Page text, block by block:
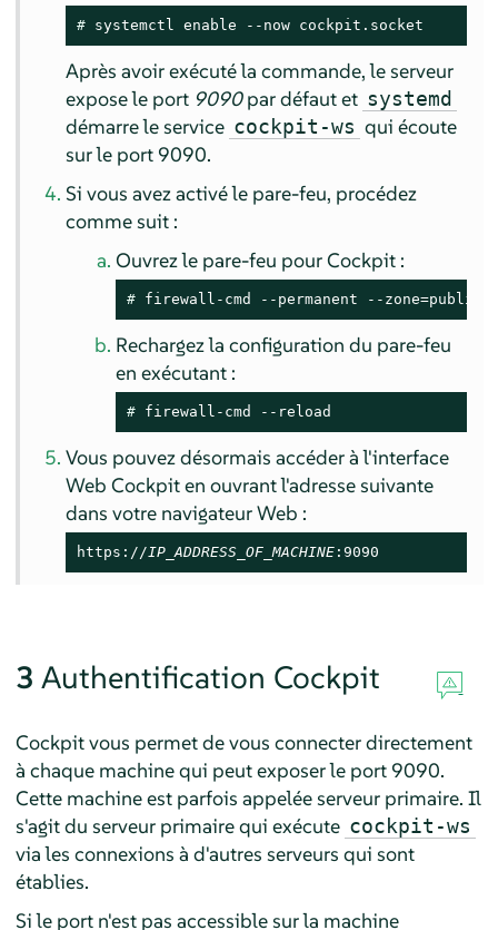
# systemctl enable --now cockpit.socket
Après avoir exécuté la commande, le serveur
expose le port 9090par défaut et systemd
démarre le service cockpit-ws qui écoute
sur le port 9090.
Si vous avez activé le pare-feu, procédez
comme suit :
Ouvrez le pare-feu pour Cockpit :
# firewall-cmd --permanent --zone=public
Rechargez la configuration du pare-feu
en exécutant :
# firewall-cmd --reload
Vous pouvez désormais accéder à l'interface
Web Cockpit en ouvrant l'adresse suivante
dans votre navigateur Web :
https:// IP_ADDRESS_OF_MACHINE :9090
3 Authentification Cockpit
Cockpit vous permet de vous connecter directement
à chaque machine qui peut exposer le port 9090.
Cette machine est parfois appelée serveur primaire. Il
s'agit du serveur primaire qui exécute cockpit-ws
via les connexions à d'autres serveurs qui sont
établies.
Si le port n'est pas accessible sur la machine